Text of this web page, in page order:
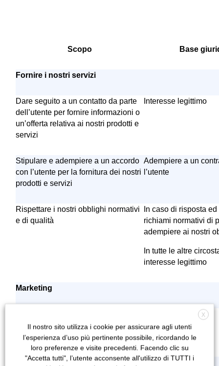
Scopo Base
Fornire i nostri servizi
Dare seguito a un contatto da parte
dell’utente per fornire informazioni o
un’offerta relativa ai nostri prodotti e
servizi
Interesse legittimo
Stipulare e adempiere a un accordo
con l’utente per la fornitura dei nostri
prodotti e servizi
Adempiere a un
l’utente
Rispettare i nostri obblighi normativi
e di qualità
In caso di risposta
richiami normativi di
adempiere ai nostri
In tutte le altre
interesse legittimo
Marketing
nostri prodotti e servizi
Interesse legittimo
Reclutamento
X
Il nostro sito utilizza i cookie per assicurare agli utenti
l’esperienza d’uso più pertinente possibile, ricordando le
loro preferenze e visite precedenti. Facendo clic su
"Accetta tutti", l’utente acconsente all'utilizzo di TUTTI i